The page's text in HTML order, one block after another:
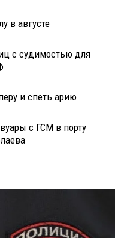
в августе
с судимостью для
и спеть арию
с ГСМ в порту